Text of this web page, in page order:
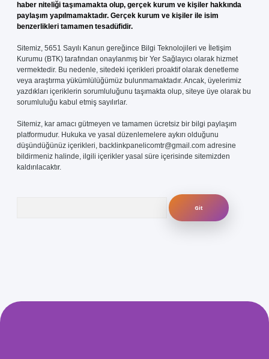
haber niteliği taşımamakta olup, gerçek kurum ve kişiler hakkında
paylaşım yapılmamaktadır. Gerçek kurum ve kişiler ile isim
benzerlikleri tamamen tesadüfidir.
Sitemiz, 5651 Sayılı Kanun gereğince Bilgi Teknolojileri ve İletişim
Kurumu (BTK) tarafından onaylanmış bir Yer Sağlayıcı olarak hizmet
vermektedir. Bu nedenle, sitedeki içerikleri proaktif olarak denetleme
veya araştırma yükümlülüğümüz bulunmamaktadır. Ancak, üyelerimiz
yazdıkları içeriklerin sorumluluğunu taşımakta olup, siteye üye olarak bu
sorumluluğu kabul etmiş sayılırlar.
Sitemiz, kar amacı gütmeyen ve tamamen ücretsiz bir bilgi paylaşım
platformudur. Hukuka ve yasal düzenlemelere aykırı olduğunu
düşündüğünüz içerikleri, backlinkpanelicomtr@gmail.com adresine
bildirmeniz halinde, ilgili içerikler yasal süre içerisinde sitemizden
kaldırılacaktır.